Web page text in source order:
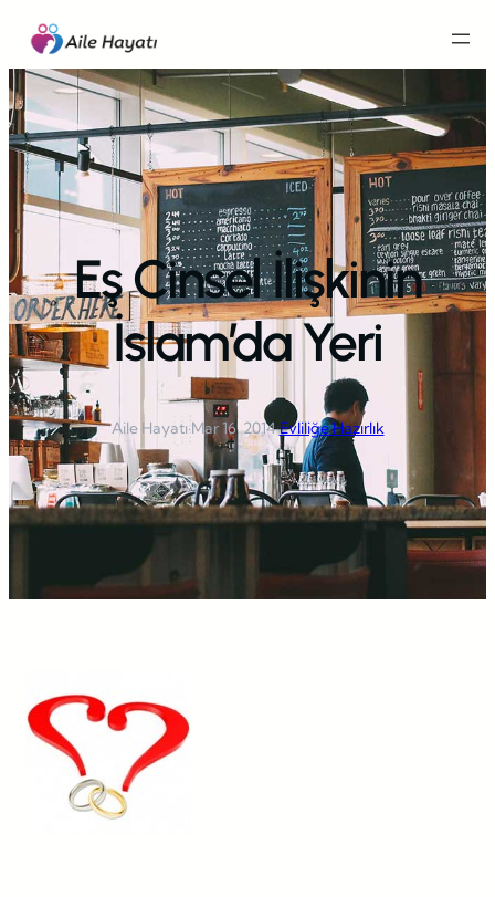
İçeriğe
geç
Eş Cinsel İlişkinin
İslam’da Yeri
Aile Hayatı·Mar 16, 2014·Evliliğe Hazırlık